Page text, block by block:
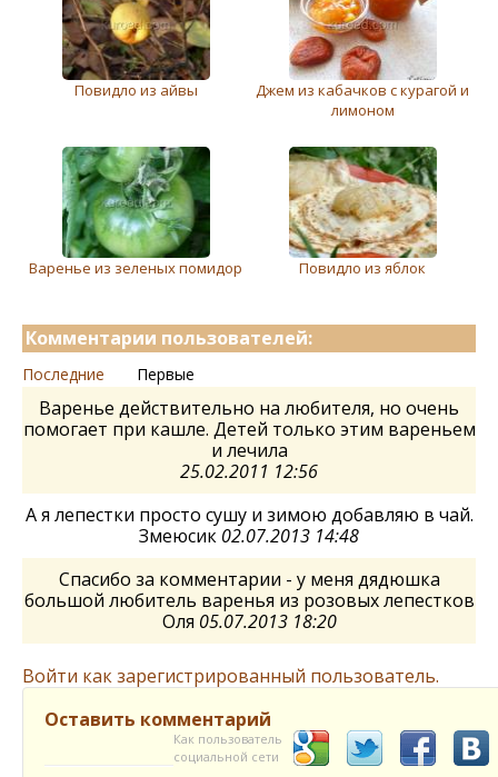
Повидло из айвы
Джем из кабачков с курагой и
лимоном
Варенье из зеленых помидор Повидло из яблок
Комментарии пользователей:
Последние Первые
Варенье действительно на любителя, но очень
помогает при кашле. Детей только этим вареньем
и лечила
25.02.2011 12:56
А я лепестки просто сушу и зимою добавляю в чай.
Змеюсик 02.07.2013 14:48
Спасибо за комментарии - у меня дядюшка
большой любитель варенья из розовых лепестков
Оля 05.07.2013 18:20
Войти как зарегистрированный пользователь.
Оставить комментарий
Как пользователь
социальной сети